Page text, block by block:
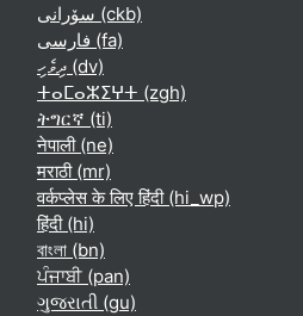
سۆرانی ‎(ckb)‎
فارسی ‎(fa)‎
ދިވެހި ‎(dv)‎
ⵜⴰⵎⴰⵣⵉⵖⵜ ‎(zgh)‎
ትግርኛ ‎(ti)‎
नेपाली ‎(ne)‎
मराठी ‎(mr)‎
वर्कप्लेस के लिए हिंदी ‎(hi_wp)‎
हिंदी ‎(hi)‎
বাংলা ‎(bn)‎
ਪੰਜਾਬੀ ‎(pan)‎
ગુજરાતી ‎(gu)‎